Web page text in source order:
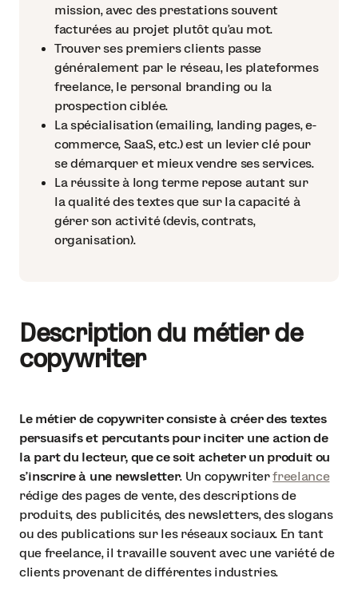
mission, avec des prestations souvent
facturées au projet plutôt qu’au mot.
Trouver ses premiers clients passe
généralement par le réseau, les plateformes
freelance, le personal branding ou la
prospection ciblée.
La spécialisation (emailing, landing pages, e-
commerce, SaaS, etc.) est un levier clé pour
se démarquer et mieux vendre ses services.
La réussite à long terme repose autant sur
la qualité des textes que sur la capacité à
gérer son activité (devis, contrats,
organisation).
Description du métier de
copywriter
Le métier de copywriter consiste à créer des textes
persuasifs et percutants pour inciter une action de
la part du lecteur, que ce soit acheter un produit ou
s’inscrire à une newsletter. Un copywriterfreelance
rédige des pages de vente, des descriptions de
produits, des publicités, des newsletters, des slogans
ou des publications sur les réseaux sociaux. En tant
que freelance, il travaille souvent avec une variété de
clients provenant de différentes industries.